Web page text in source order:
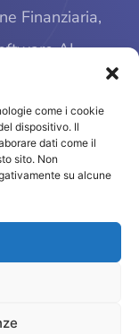
come i cookie
dispositivo. Il
dati come il
sito. Non
su alcune
Finanziaria,
AI